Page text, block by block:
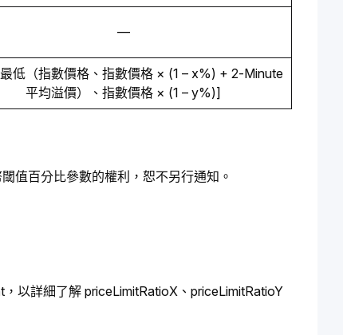
—
低（指數價格、指數價格 × (1 – x%) + 2-Minute
平均溢價）、指數價格 × (1 – y%)]
值百分比參數的權利，恕不另行通知。
以詳細了解 priceLimitRatioX、priceLimitRatioY